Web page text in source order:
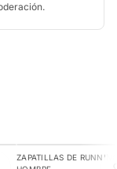
-10%
ZAPATILLAS DE